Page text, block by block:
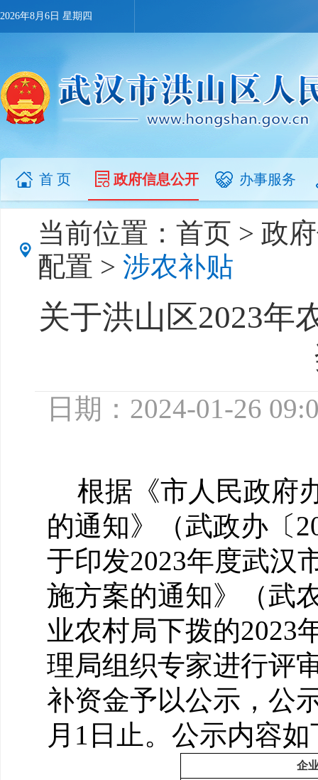
2026年8月6日 星期四
首 页 政府信息公开 办事服务
当前位置： 首页 > 政
配置 > 涉农补贴
关于洪山区2023年
日期：2024-01-26
根据《市人民政府
的通知》（武政办〔
于印发2023年度武汉
施方案的通知》（武
业农村局下拨的2023
理局组织专家进行评
补资金予以公示，公
月 1 日止。公示内容
企